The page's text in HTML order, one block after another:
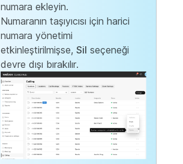
numara ekleyin.
Numaranın taşıyıcısı için harici
numara yönetimi
etkinleştirilmişse, Sil seçeneği
devre dışı bırakılır.